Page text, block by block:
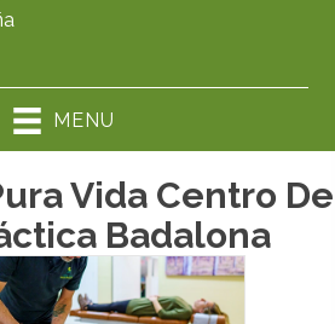
MENU
Vida Centro De
Badalona